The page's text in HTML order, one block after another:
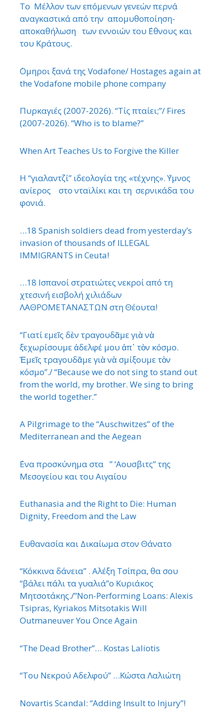
Το Μέλλον των επόμενων γενεών περνά
αναγκαστικά από την απομυθοποίηση-
αποκαθήλωση των εννοιών του ΄Εθνους και
του Κράτους.
΄Ομηροι ξανά της Vodafone/ Hostages again at
the Vodafone mobile phone company
Πυρκαγιές (2007-2026). “Τίς πταίει;”/ Fires
(2007-2026). “Who is to blame?”
When Art Teaches Us to Forgive the Killer
Η “γιαλαντζί” ιδεολογία της «τέχνης». ΄Υμνος
ανίερος στο νταϊλίκι και τη σερνικάδα του
φονιά.
…18 Spanish soldiers dead from yesterday’s
invasion of thousands of ILLEGAL
IMMIGRANTS in Ceuta!
…18 Ισπανοί στρατιώτες νεκροί από τη
χτεσινή εισβολή χιλιάδων
ΛΑΘΡΟΜΕΤΑΝΑΣΤΩΝ στη Θέουτα!
“Γιατί εμεῖς δὲν τραγουδᾶμε γιὰ νὰ
ξεχωρίσουμε ἀδελφέ μου ἀπ᾿ τὸν κόσμο.
Ἐμεῖς τραγουδᾶμε γιὰ νὰ σμίξουμε τὸν
κόσμο”./ “Because we do not sing to stand out
from the world, my brother. We sing to bring
the world together.”
A Pilgrimage to the “Auschwitzes” of the
Mediterranean and the Aegean
΄Ενα προσκύνημα στα ” ‘Αουσβιτς” της
Μεσογείου και του Αιγαίου
Euthanasia and the Right to Die: Human
Dignity, Freedom and the Law
Ευθανασία και Δικαίωμα στον Θάνατο
“Κόκκινα δάνεια” . Αλέξη Τσίπρα, θα σου
“βάλει πάλι τα γυαλιά”ο Κυριάκος
Μητσοτάκης./”Non-Performing Loans: Alexis
Tsipras, Kyriakos Mitsotakis Will
Outmaneuver You Once Again
“The Dead Brother”… Kostas Laliotis
“Του Νεκρού Αδελφού” …Κώστα Λαλιώτη
Novartis Scandal: “Adding Insult to Injury”!